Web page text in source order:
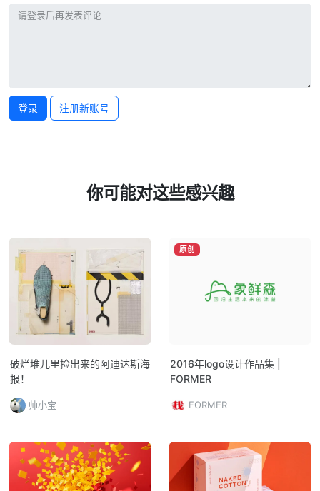
登录 注册新账号
你可能对这些感兴趣
破烂堆儿里捡出来的阿迪达斯海
报！
帅小宝
原创
2016年logo设计作品集 |
FORMER
FORMER